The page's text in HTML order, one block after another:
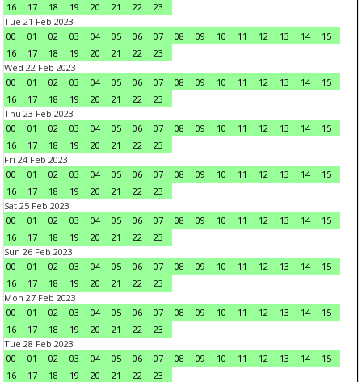
16
17 18 19 20 21 22
23
Tue 21 Feb 2023
00
01 02 03 04 05 06 07 08 09 10 11 12 13 14
15
16
17 18 19 20 21 22
23
Wed 22 Feb 2023
00
01 02 03 04 05 06 07 08 09 10 11 12 13 14
15
16
17 18 19 20 21 22
23
Thu 23 Feb 2023
00
01 02 03 04 05 06 07 08 09 10 11 12 13 14
15
16
17 18 19 20 21 22
23
Fri 24 Feb 2023
00
01 02 03 04 05 06 07 08 09 10 11 12 13 14
15
16
17 18 19 20 21 22
23
Sat 25 Feb 2023
00
01 02 03 04 05 06 07 08 09 10 11 12 13 14
15
16
17 18 19 20 21 22
23
Sun 26 Feb 2023
00
01 02 03 04 05 06 07 08 09 10 11 12 13 14
15
16
17 18 19 20 21 22
23
Mon 27 Feb 2023
00
01 02 03 04 05 06 07 08 09 10 11 12 13 14
15
16
17 18 19 20 21 22
23
Tue 28 Feb 2023
00
01 02 03 04 05 06 07 08 09 10 11 12 13 14
15
16
17 18 19 20 21 22
23